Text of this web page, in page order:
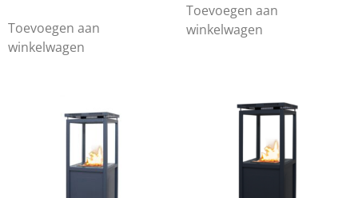
Toevoegen aan
winkelwagen
Toevoegen aan
winkelwagen